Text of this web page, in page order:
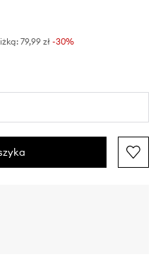
79,99 zł -30%